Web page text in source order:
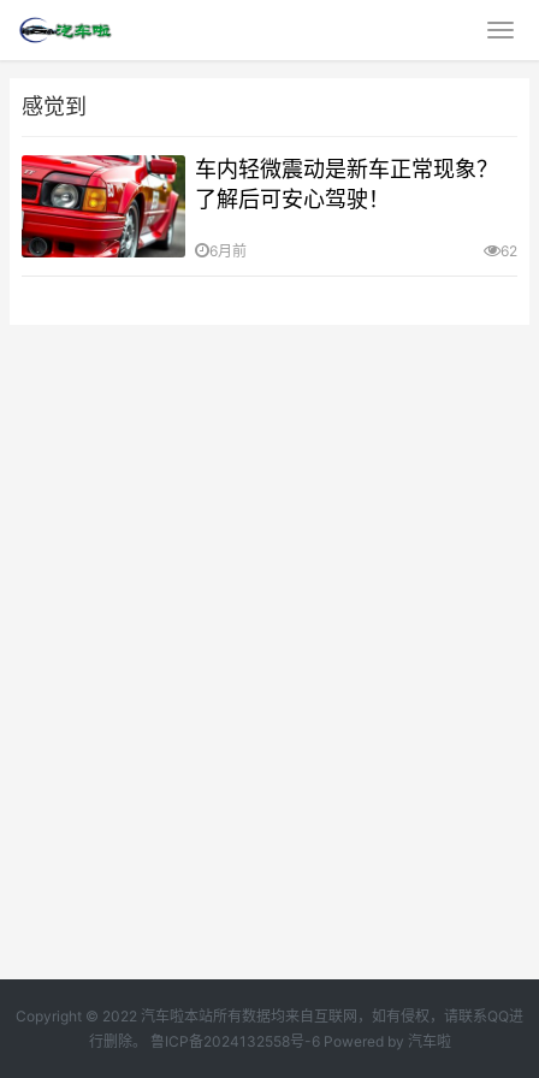
感觉到
车内轻微震动是新车正常现象？
了解后可安心驾驶！
6月前 62
Copyright © 2022 汽车啦本站所有数据均来自互联网，如有侵权，请联系QQ进
行删除。 鲁ICP备2024132558号-6Powered by 汽车啦